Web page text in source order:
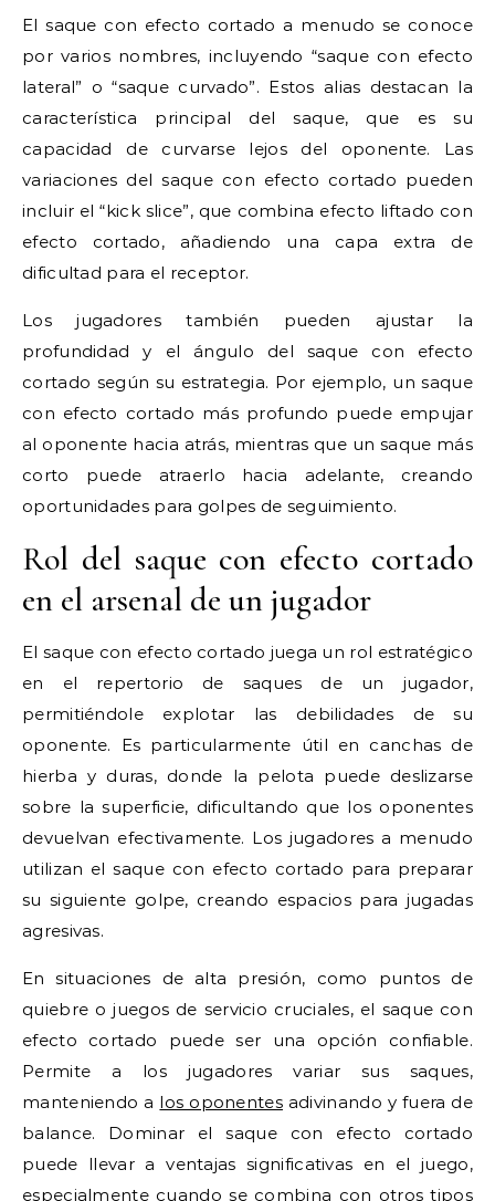
El saque con efecto cortado a menudo se conoce
por varios nombres, incluyendo “saque con efecto
lateral” o “saque curvado”. Estos alias destacan la
característica principal del saque, que es su
capacidad de curvarse lejos del oponente. Las
variaciones del saque con efecto cortado pueden
incluir el “kick slice”, que combina efecto liftado con
efecto cortado, añadiendo una capa extra de
dificultad para el receptor.
Los jugadores también pueden ajustar la
profundidad y el ángulo del saque con efecto
cortado según su estrategia. Por ejemplo, un saque
con efecto cortado más profundo puede empujar
al oponente hacia atrás, mientras que un saque más
corto puede atraerlo hacia adelante, creando
oportunidades para golpes de seguimiento.
Rol del saque con efecto cortado
en el arsenal de un jugador
El saque con efecto cortado juega un rol estratégico
en el repertorio de saques de un jugador,
permitiéndole explotar las debilidades de su
oponente. Es particularmente útil en canchas de
hierba y duras, donde la pelota puede deslizarse
sobre la superficie, dificultando que los oponentes
devuelvan efectivamente. Los jugadores a menudo
utilizan el saque con efecto cortado para preparar
su siguiente golpe, creando espacios para jugadas
agresivas.
En situaciones de alta presión, como puntos de
quiebre o juegos de servicio cruciales, el saque con
efecto cortado puede ser una opción confiable.
Permite a los jugadores variar sus saques,
manteniendo a los oponentesadivinando y fuera de
balance. Dominar el saque con efecto cortado
puede llevar a ventajas significativas en el juego,
especialmente cuando se combina con otros tipos